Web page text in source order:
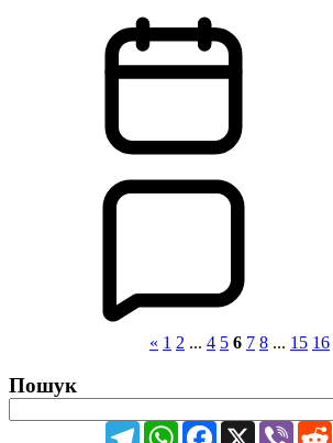
« 1 2 ... 4 5 6 7 8 ... 15 16
Пошук
TelegramWhatsAppFacebook
X Viber